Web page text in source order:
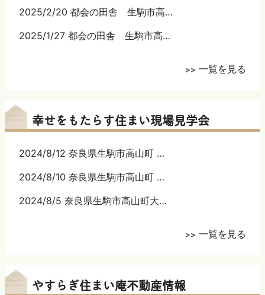
2025/2/20 都会の田舎 生駒市高…
2025/1/27 都会の田舎 生駒市高…
一覧を見る
幸せをもたらす住まい現場見学会
2024/8/12 奈良県生駒市高山町 …
2024/8/10 奈良県生駒市高山町 …
2024/8/5 奈良県生駒市高山町大…
一覧を見る
やすらぎ住まい庵不動産情報